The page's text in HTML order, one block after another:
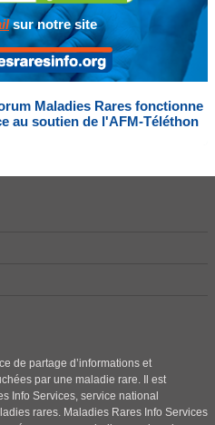
sur notre site
Maladies Rares fonctionne
au soutien de l'AFM-Téléthon
de partage d’informations et
par une maladie rare. Il est
Info Services, service national
rares. Maladies Rares Info Services